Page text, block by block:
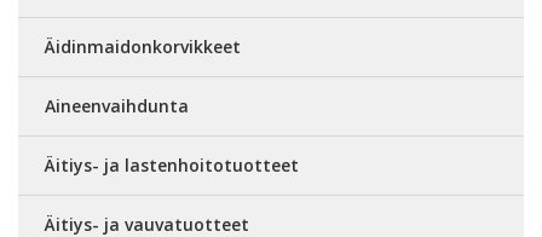
Äidinmaidonkorvikkeet
Aineenvaihdunta
Äitiys- ja lastenhoitotuotteet
Äitiys- ja vauvatuotteet